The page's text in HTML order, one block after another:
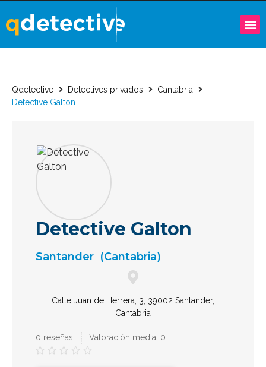
Qdetective Detectives privados
Cantabria
Detective Galton
Detective Galton
Santander (Cantabria)
Calle Juan de Herrera, 3, 39002 Santander,
Cantabria
0 reseñas Valoración media: 0
    